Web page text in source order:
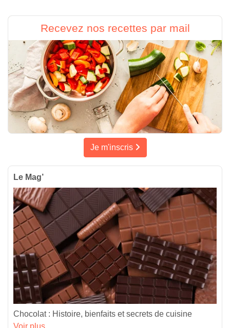
Recevez nos recettes par mail
Je m'inscris
Le Mag’
Chocolat : Histoire, bienfaits et secrets de cuisine